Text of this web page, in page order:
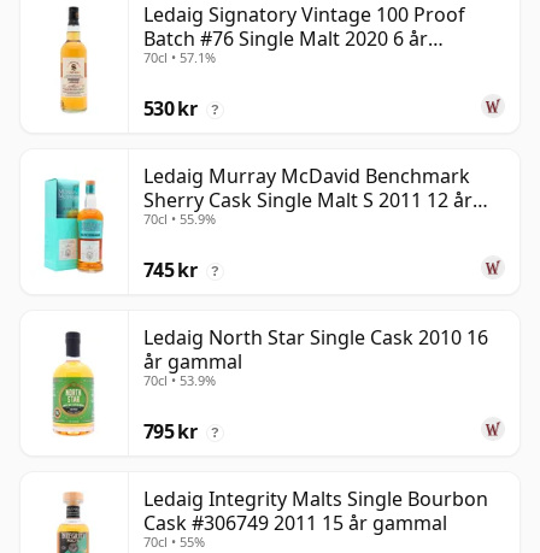
Ledaig Signatory Vintage 100 Proof
Batch #76 Single Malt 2020 6 år
gammal
70cl • 57.1%
530 kr ?
Ledaig Murray McDavid Benchmark
Sherry Cask Single Malt S 2011 12 år
gammal
70cl • 55.9%
745 kr ?
Ledaig North Star Single Cask 2010 16
år gammal
70cl • 53.9%
795 kr ?
Ledaig Integrity Malts Single Bourbon
Cask #306749 2011 15 år gammal
70cl • 55%